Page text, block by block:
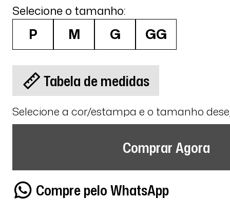
Selecione o tamanho:
P M G GG
Tabela de medidas
Selecione a cor/estampa e o tamanho
Comprar Agora
Compre pelo WhatsApp